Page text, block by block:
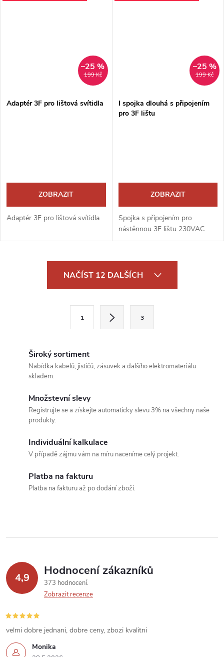
199 Kč
–25 %
Adaptér 3F pro lištová svítidla
ZOBRAZIT
Adaptér 3F pro lištová svítidla
199 Kč
–25 %
I spojka dlouhá s připojením
pro 3F lištu
ZOBRAZIT
Spojka s připojením pro
nástěnnou 3F lištu 230VAC
p
i
s
u
NAČÍST 12 DALŠÍCH
1 3
Široký sortiment
Nabídka kabelů, jističů, zásuvek a dalšího elektromateriálu
skladem.
Množstevní slevy
Registrujte se a získejte automaticky slevu 3% na všechny naše
produkty.
Individuální kalkulace
V případě zájmu vám na míru naceníme celý projekt.
Platba na fakturu
Platba na fakturu až po dodání zboží.
4,9 Hodnocení zákazníků
373 hodnocení
Zobrazit recenze
Monika
velmi dobre jednani, dobre ceny, zbozi kvalitni